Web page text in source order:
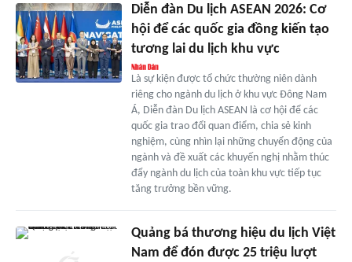
Diễn đàn Du lịch ASEAN 2026: Cơ
hội để các quốc gia đồng kiến tạo
tương lai du lịch khu vực
Là sự kiện được tổ chức thường niên dành
riêng cho ngành du lịch ở khu vực Đông Nam
Á, Diễn đàn Du lịch ASEAN là cơ hội để các
quốc gia trao đổi quan điểm, chia sẻ kinh
nghiệm, cùng nhìn lại những chuyển động của
ngành và đề xuất các khuyến nghị nhằm thúc
đẩy ngành du lịch của toàn khu vực tiếp tục
tăng trưởng bền vững.
Quảng bá thương hiệu du lịch Việt
Nam để đón được 25 triệu lượt